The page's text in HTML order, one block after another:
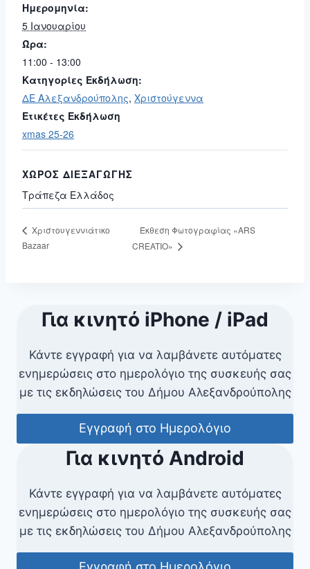
Ημερομηνία:
5 Ιανουαρίου
Ώρα:
11:00 - 13:00
Κατηγορίες Εκδήλωση:
ΔΕ Αλεξανδρούπολης, Χριστούγεννα
Ετικέτες Εκδήλωση
xmas 25-26
ΧΏΡΟΣ ΔΙΕΞΑΓΩΓΉΣ
Τράπεζα Ελλάδος
Χριστουγεννιάτικο
Bazaar
Έκθεση Φωτογραφίας «ARS
CREATIO»
Για κινητό iPhone / iPad
Κάντε εγγραφή για να λαμβάνετε αυτόματες
ενημερώσεις στο ημερολόγιο της συσκευής σας
με τις εκδηλώσεις του Δήμου Αλεξανδρούπολης
Εγγραφή στο Ημερολόγιο
Για κινητό Android
Κάντε εγγραφή για να λαμβάνετε αυτόματες
ενημερώσεις στο ημερολόγιο της συσκευής σας
με τις εκδηλώσεις του Δήμου Αλεξανδρούπολης